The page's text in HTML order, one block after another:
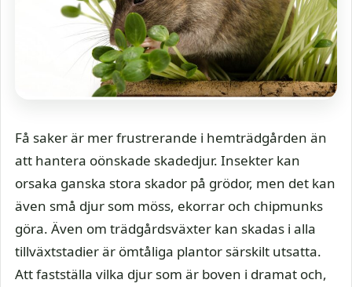
Få saker är mer frustrerande i hemträdgården än
att hantera oönskade skadedjur. Insekter kan
orsaka ganska stora skador på grödor, men det kan
även små djur som möss, ekorrar och chipmunks
göra. Även om trädgårdsväxter kan skadas i alla
tillväxtstadier är ömtåliga plantor särskilt utsatta.
Att fastställa vilka djur som är boven i dramat och,